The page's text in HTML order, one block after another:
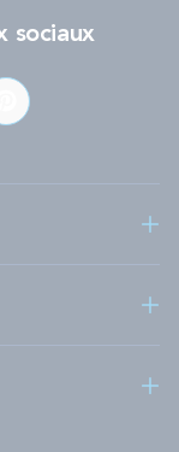
sociaux